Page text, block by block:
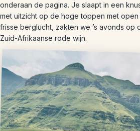
onderaan de pagina. Je slaapt in een
met uitzicht op de hoge toppen met
frisse berglucht, zakten we ’s avonds op
Zuid-Afrikaanse rode wijn.